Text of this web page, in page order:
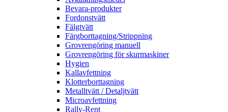
Bevara-produkter
Fordonstvätt
Fälgtvätt
Färgborttagning/Strippning
Grovrengöring manuell
Grovrengöring för skurmaskiner
Hygien
Kallavfettning
Klotterborttagning
Metalltvätt / Detaljtvätt
Microavfettning
Rally-Rent